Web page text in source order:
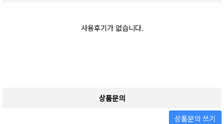
사용후기가 없습니다.
상품문의
상품문의 쓰기